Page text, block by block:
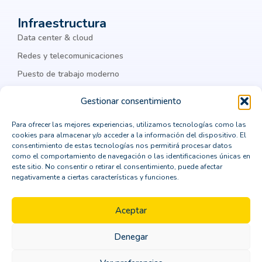
Gestionar consentimiento
Para ofrecer las mejores experiencias, utilizamos tecnologías como las
cookies para almacenar y/o acceder a la información del dispositivo. El
consentimiento de estas tecnologías nos permitirá procesar datos
como el comportamiento de navegación o las identificaciones únicas en
este sitio. No consentir o retirar el consentimiento, puede afectar
negativamente a ciertas características y funciones.
Aceptar
Denegar
ciberseguridad corporativa
Cisco Meraki
Citrix
cloud computing
cloud privada
colaboración
Colaboración Empresarial
como integrar un ERP
comprar un crm vertical
computación en la nube
consejos para la transformación digital
consultor CRM
consultoría
contenedores Dockers
continuidad de negocio
Infraestructura
Data center & cloud
Redes y telecomunicaciones
Puesto de trabajo moderno
Legal
Política de privacidad
Política de cookies
Aviso Legal
Política de seguridad
Copyright © 2026 ORBIT | Todos los derechos
reservados